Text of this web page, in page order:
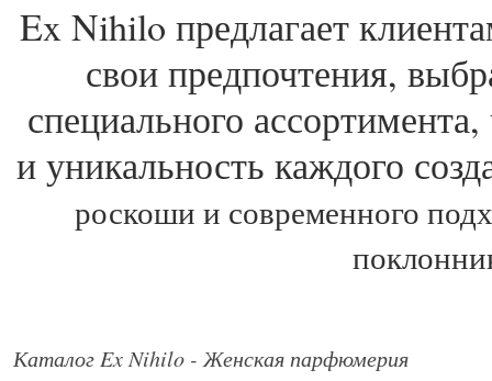
Ex Nihilo предлагает
свои предпочтения,
специального
и уникальность каждого
роскоши и современного
Каталог Ex Nihilo - Женская парфюмерия